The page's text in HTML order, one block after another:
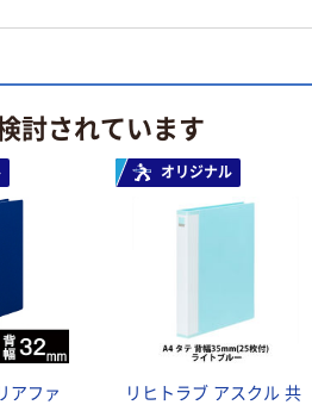
討されています
アファ
オリジナル
リヒトラブ アスクル 共